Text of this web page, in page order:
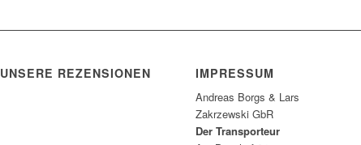
UNSERE REZENSIONEN IMPRESSUM
Andreas Borgs & Lars
Zakrzewski GbR
Der Transporteur